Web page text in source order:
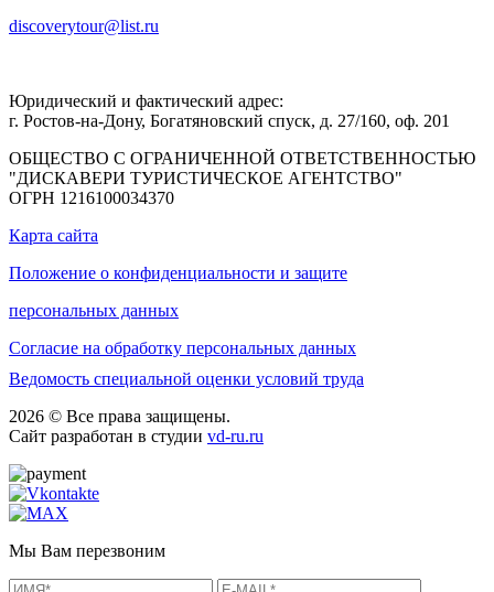
discoverytour@list.ru
Юридический и фактический адрес:
г. Ростов-на-Дону, Богатяновский спуск, д. 27/160, оф. 201
ОБЩЕСТВО С ОГРАНИЧЕННОЙ ОТВЕТСТВЕННОСТЬЮ
"ДИСКАВЕРИ ТУРИСТИЧЕСКОЕ АГЕНТСТВО"
ОГРН 1216100034370
Карта сайта
Положение о конфиденциальности и защите
персональных данных
Согласие на обработку персональных данных
Ведомость специальной оценки условий труда
2026 © Все права защищены.
Сайт разработан в студии vd-ru.ru
Мы Вам перезвоним